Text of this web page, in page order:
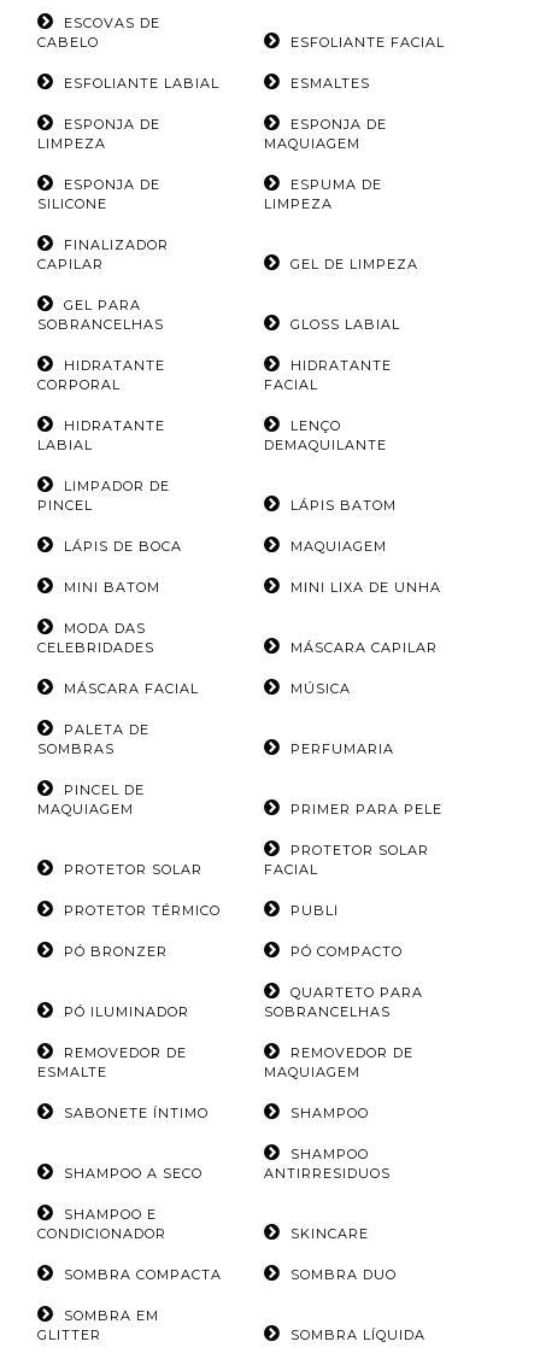
ESCOVAS DE
CABELO
ESFOLIANTE FACIAL
ESFOLIANTE LABIAL ESMALTES
ESPONJA DE
LIMPEZA
ESPONJA DE
MAQUIAGEM
ESPONJA DE
SILICONE
ESPUMA DE
LIMPEZA
FINALIZADOR
CAPILAR
GEL DE LIMPEZA
GEL PARA
SOBRANCELHAS
GLOSS LABIAL
HIDRATANTE
CORPORAL
HIDRATANTE
FACIAL
HIDRATANTE
LABIAL
LENÇO
DEMAQUILANTE
LIMPADOR DE
PINCEL
LÁPIS BATOM
LÁPIS DE BOCA MAQUIAGEM
MINI BATOM MINI LIXA DE UNHA
MODA DAS
CELEBRIDADES
MÁSCARA CAPILAR
MÁSCARA FACIAL MÚSICA
PALETA DE
SOMBRAS
PERFUMARIA
PINCEL DE
MAQUIAGEM
PRIMER PARA PELE
PROTETOR SOLAR
PROTETOR SOLAR
FACIAL
PROTETOR TÉRMICO PUBLI
PÓ BRONZER PÓ COMPACTO
PÓ ILUMINADOR
QUARTETO PARA
SOBRANCELHAS
REMOVEDOR DE
ESMALTE
REMOVEDOR DE
MAQUIAGEM
SABONETE ÍNTIMO SHAMPOO
SHAMPOO A SECO
SHAMPOO
ANTIRRESIDUOS
SHAMPOO E
CONDICIONADOR
SKINCARE
SOMBRA COMPACTA SOMBRA DUO
SOMBRA EM
GLITTER
SOMBRA LÍQUIDA